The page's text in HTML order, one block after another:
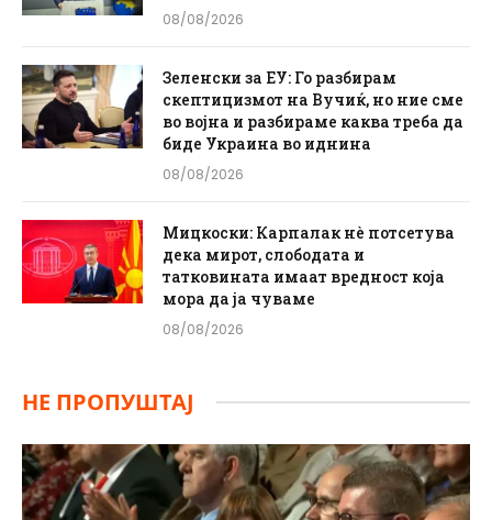
08/08/2026
Зеленски за ЕУ: Го разбирам
скептицизмот на Вучиќ, но ние сме
во војна и разбираме каква треба да
биде Украина во иднина
08/08/2026
Мицкоски: Карпалак нè потсетува
дека мирот, слободата и
татковината имаат вредност која
мора да ја чуваме
08/08/2026
НЕ ПРОПУШТАЈ